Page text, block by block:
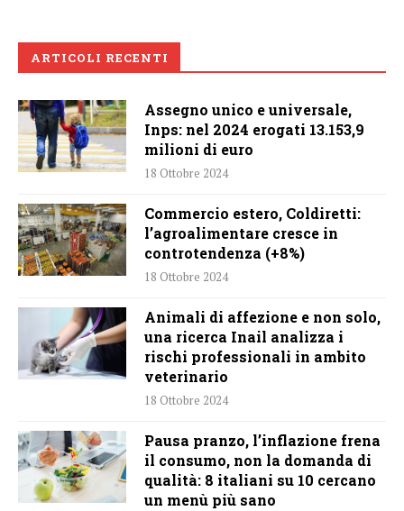
ARTICOLI RECENTI
Assegno unico e universale,
Inps: nel 2024 erogati 13.153,9
milioni di euro
18 Ottobre 2024
Commercio estero, Coldiretti:
l’agroalimentare cresce in
controtendenza (+8%)
18 Ottobre 2024
Animali di affezione e non solo,
una ricerca Inail analizza i
rischi professionali in ambito
veterinario
18 Ottobre 2024
Pausa pranzo, l’inflazione frena
il consumo, non la domanda di
qualità: 8 italiani su 10 cercano
un menù più sano